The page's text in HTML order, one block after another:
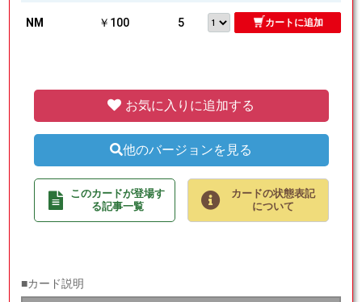
NM ￥100 5 カートに追加
お気に入りに追加する
他のバージョンを見る
このカードが登場す
る記事一覧
カードの状態表記
について
■カード説明